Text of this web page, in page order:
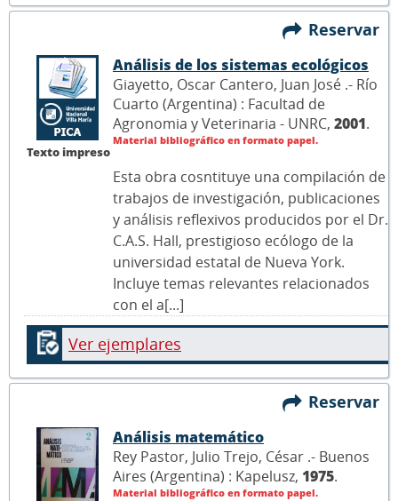
Reservar
Texto impreso
Análisis de los sistemas ecológicos
Giayetto, Oscar Cantero, Juan José .- Río
Cuarto (Argentina) : Facultad de
Agronomia y Veterinaria - UNRC, 2001.
Material bibliográfico en formato papel.
Esta obra cosntituye una compilación de
trabajos de investigación, publicaciones
y análisis reflexivos producidos por el Dr.
C.A.S. Hall, prestigioso ecólogo de la
universidad estatal de Nueva York.
Incluye temas relevantes relacionados
con el a[...]
Ver ejemplares
Reservar
Análisis matemático
Rey Pastor, Julio Trejo, César .- Buenos
Aires (Argentina) : Kapelusz, 1975.
Material bibliográfico en formato papel.